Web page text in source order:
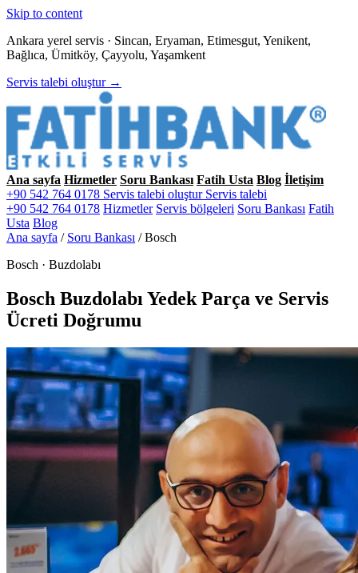
Skip to content
Ankara yerel servis · Sincan, Eryaman, Etimesgut, Yenikent,
Bağlıca, Ümitköy, Çayyolu, Yaşamkent
Servis talebi oluştur →
Ana sayfa Hizmetler Soru Bankası Fatih Usta Blog İletişim
+90 542 764 0178 Servis talebi oluştur Servis talebi
+90 542 764 0178 Hizmetler Servis bölgeleri Soru Bankası Fatih
Usta Blog
Ana sayfa / Soru Bankası / Bosch
Bosch · Buzdolabı
Bosch Buzdolabı Yedek Parça ve Servis
Ücreti Doğrumu